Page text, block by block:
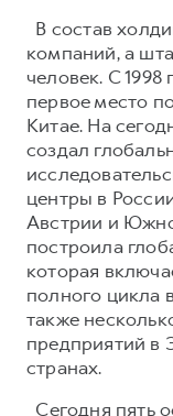
В состав
компаний, а
человек. С
первое место
Китае. На
создал
центры в
Австрии и
построила
которая
полного цикла
также
предприятий в
странах.
Сегодня пять